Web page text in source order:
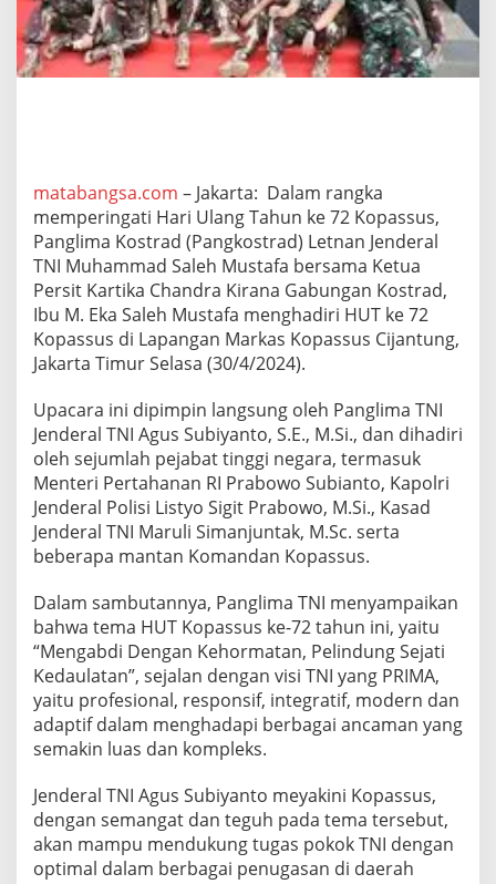
a
c
a
r
d
e
d
a
n
S
y
k
u
a
n
H
U
T
k
e
7
K
o
p
a
s
s
u
s
matabangsa.com – Jakarta: Dalam rangka
memperingati Hari Ulang Tahun ke 72 Kopassus,
Panglima Kostrad (Pangkostrad) Letnan Jenderal
TNI Muhammad Saleh Mustafa bersama Ketua
Persit Kartika Chandra Kirana Gabungan Kostrad,
Ibu M. Eka Saleh Mustafa menghadiri HUT ke 72
Kopassus di Lapangan Markas Kopassus Cijantung,
Jakarta Timur Selasa (30/4/2024).
Upacara ini dipimpin langsung oleh Panglima TNI
Jenderal TNI Agus Subiyanto, S.E., M.Si., dan dihadiri
oleh sejumlah pejabat tinggi negara, termasuk
Menteri Pertahanan RI Prabowo Subianto, Kapolri
Jenderal Polisi Listyo Sigit Prabowo, M.Si., Kasad
Jenderal TNI Maruli Simanjuntak, M.Sc. serta
beberapa mantan Komandan Kopassus.
Dalam sambutannya, Panglima TNI menyampaikan
bahwa tema HUT Kopassus ke-72 tahun ini, yaitu
“Mengabdi Dengan Kehormatan, Pelindung Sejati
Kedaulatan”, sejalan dengan visi TNI yang PRIMA,
yaitu profesional, responsif, integratif, modern dan
adaptif dalam menghadapi berbagai ancaman yang
semakin luas dan kompleks.
Jenderal TNI Agus Subiyanto meyakini Kopassus,
dengan semangat dan teguh pada tema tersebut,
akan mampu mendukung tugas pokok TNI dengan
optimal dalam berbagai penugasan di daerah